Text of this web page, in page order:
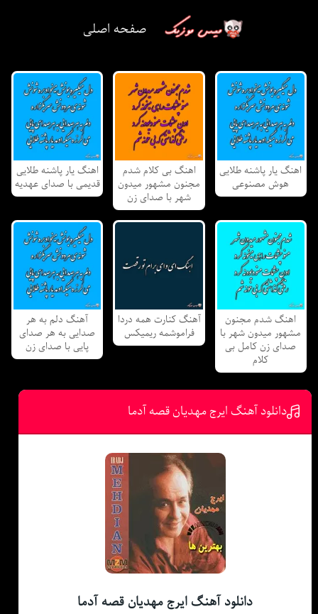
صفحه اصلی
اهنگ یار پاشنه طلایی
هوش مصنوعی
اهنگ بی کلام شدم
مجنون مشهور میدون
شهر با صدای زن
اهنگ یار پاشنه طلایی
قدیمی با صدای عهدیه
اهنگ شدم مجنون
مشهور میدون شهر با
صدای زن کامل بی
کلام
آهنگ کنارت همه دردا
فراموشمه ریمیکس
آهنگ دلم به هر
صدایی به هر صدای
پایی با صدای زن
دانلود آهنگ ایرج مهدیان قصه آدما
دانلود آهنگ ایرج مهدیان قصه آدما